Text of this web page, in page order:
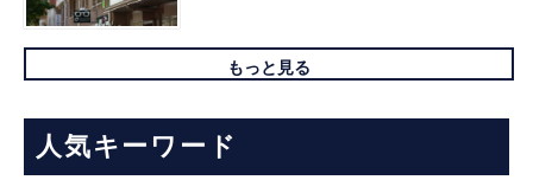
もっと見る
人気キーワード